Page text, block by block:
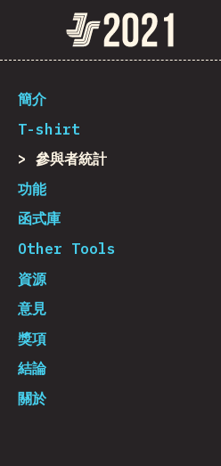
The State of
[zh-Hant]
簡介
T-shirt
參與者統計
功能
函式庫
Other Tools
資源
意見
獎項
結論
關於
Navigated to The State of JS